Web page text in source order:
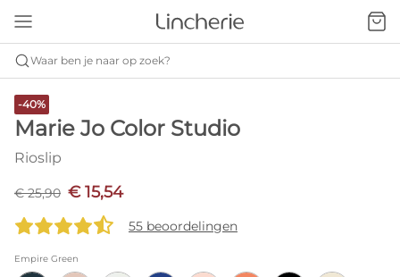
Waar ben je naar op zoek?
-40%
Marie Jo Color Studio
Rioslip
€ 25,90 € 15,54
55 beoordelingen
Empire Green